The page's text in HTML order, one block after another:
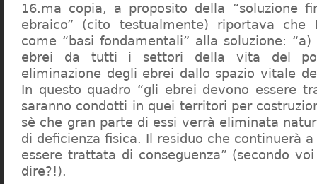
16.ma copia, a proposito della “soluzione
ebraico” (cito testualmente) riportava che
come “basi fondamentali” alla soluzione:
ebrei da tutti i settori della vita del
eliminazione degli ebrei dallo spazio vitale
In questo quadro “gli ebrei devono essere
saranno condotti in quei territori per
sè che gran parte di essi verrà eliminata
di deficienza fisica. Il residuo che continuerà
essere trattata di conseguenza” (secondo
dire?!).